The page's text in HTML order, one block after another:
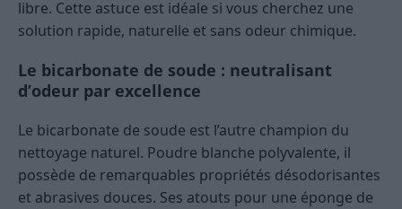
libre. Cette astuce est idéale si vous cherchez une
solution rapide, naturelle et sans odeur chimique.
Le bicarbonate de soude : neutralisant
d’odeur par excellence
Le bicarbonate de soude est l’autre champion du
nettoyage naturel. Poudre blanche polyvalente, il
possède de remarquables propriétés désodorisantes
et abrasives douces. Ses atouts pour une éponge de